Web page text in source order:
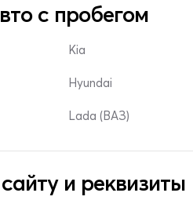
с пробегом
Kia
Hyundai
Lada (ВАЗ)
и реквизиты